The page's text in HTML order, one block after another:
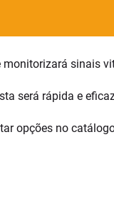
sinais
será rápida e
opções no